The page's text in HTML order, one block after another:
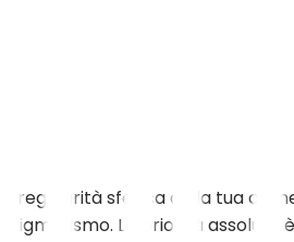
sferica della tua
La priorità